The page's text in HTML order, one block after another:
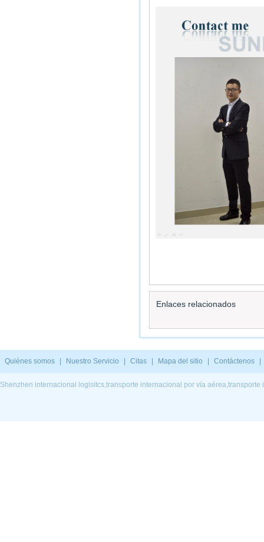
Enlaces relacionados
Quiénes somos | Nuestro Servicio | Citas | Mapa del sitio | Contáctenos |
Shenzhen internacional logisitcs,transporte internacional por vía